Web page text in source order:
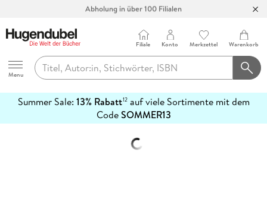
Abholung in über 100 Filialen
Hugendubel
Menu
Filiale Konto Merkzettel Warenkorb
Summer Sale: 13% Rabatt12auf viele Sortimente mit dem
CodeSOMMER13
erfahren